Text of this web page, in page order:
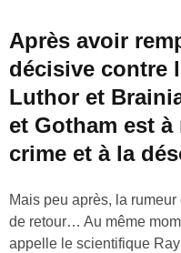
Après avoir
décisive contre
Luthor et
et Gotham est
crime et à la
Mais peu après, la
de retour… Au même
appelle le scientifique